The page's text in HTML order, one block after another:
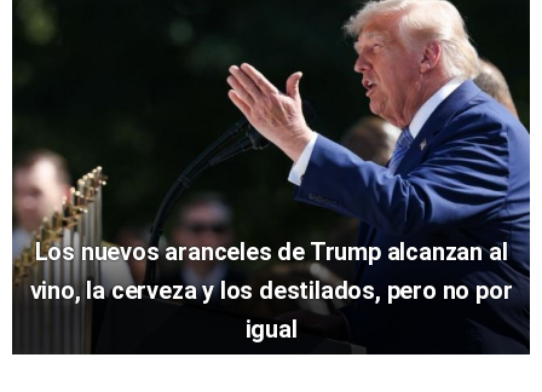
Los nuevos aranceles de Trump alcanzan al
vino, la cerveza y los destilados, pero no por
igual